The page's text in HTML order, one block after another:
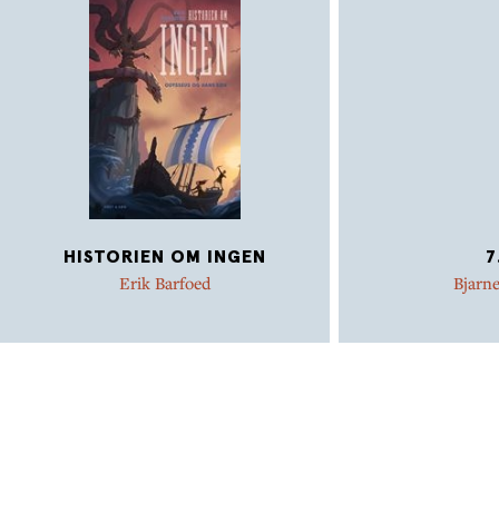
HISTORIEN OM INGEN
Erik Barfoed